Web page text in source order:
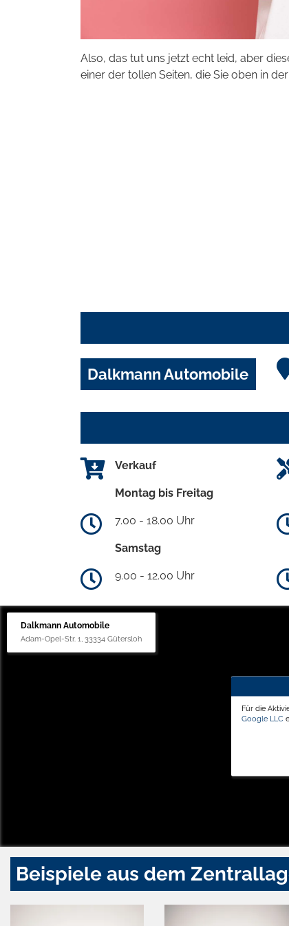
Also, das tut uns jetzt echt leid, aber
einer der tollen Seiten, die Sie oben in
Dalkmann Automobile
Verkauf
Montag bis Freitag
7.00 - 18.00 Uhr
Samstag
9.00 - 12.00 Uhr
Dalkmann Automobile
Adam-Opel-Str. 1, 33334 Gütersloh
Für die
Google LLC
Beispiele aus dem